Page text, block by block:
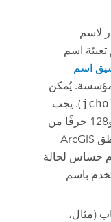
لاسم
اسم
اسم
يُمكن
). يجب
أن يكون اسم المستخدم بين 6 و128 حرفًا من
ArcGIS
حساس لحالة
باسم
(مثال،